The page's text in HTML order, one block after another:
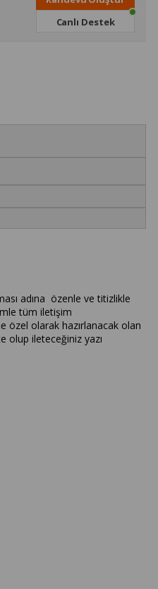
Canlı Destek
adına özenle ve titizlikle
tüm iletişim
özel olarak hazırlanacak olan
olup ileteceğiniz yazı